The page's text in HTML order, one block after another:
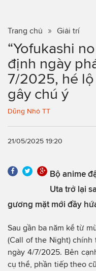
Trang chủ Giải trí
“Yofukashi
định ngày
7/2025, hé
gây chú ý
Dũng Nhỏ TT
21/05/2025 19:20
Bộ anime
Uta trở lại
gương mặt mới đầy
Sau gần ba năm kể từ
(Call of the Night) chính
ngày 4/7/2025. Bên
cụ thể, phần tiếp theo